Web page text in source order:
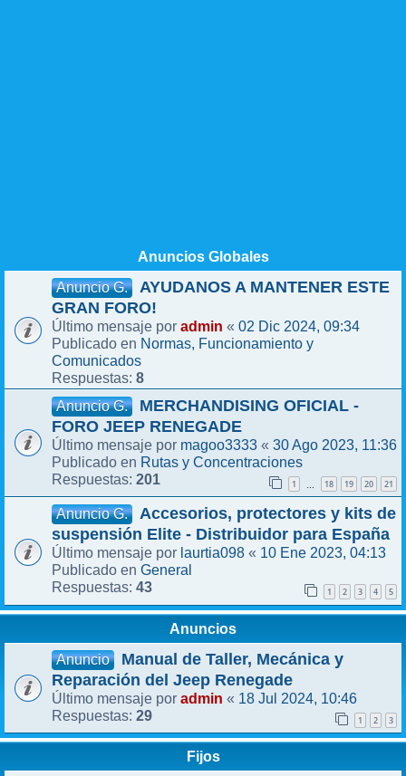
Anuncios Globales
Anuncio G.
AYUDANOS A MANTENER ESTE
GRAN FORO!
Último mensaje por admin « 02 Dic 2024, 09:34
Publicado en Normas, Funcionamiento y
Comunicados
Respuestas: 8
Anuncio G.
MERCHANDISING OFICIAL -
FORO JEEP RENEGADE
Último mensaje por magoo3333 « 30 Ago 2023, 11:36
Publicado en Rutas y Concentraciones
Respuestas: 201 1 … 18 19 20 21
Anuncio G.
Accesorios, protectores y kits de
suspensión Elite - Distribuidor para España
Último mensaje por laurtia098 « 10 Ene 2023, 04:13
Publicado en General
Respuestas: 43 1 2 3 4 5
Anuncios
Anuncio
Manual de Taller, Mecánica y
Reparación del Jeep Renegade
Último mensaje por admin « 18 Jul 2024, 10:46
Respuestas: 29 1 2 3
Fijos